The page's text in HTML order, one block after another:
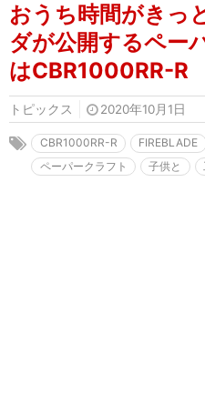
おうち時間がきっ
ダが公開するペー
はCBR1000RR-R
トピックス 2020年10月1日
CBR1000RR-R FIREBLADE
ペーパークラフト
子供と